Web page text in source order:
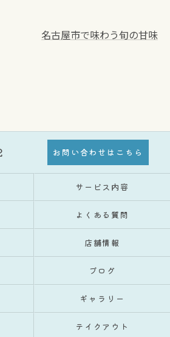
名古屋市で味わう旬の甘味
お問い合わせはこちら
サービス内容
よくある質問
店舗情報
ブログ
ギャラリー
テイクアウト